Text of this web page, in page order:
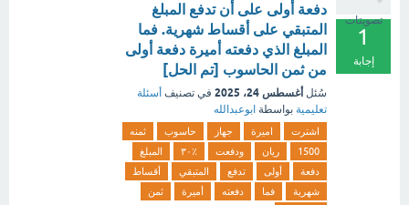
تصويتات
1
إجابة
دفعة أولى على أن تدفع المبلغ
المتبقي على أقساط شهرية. فما
المبلغ الذي دفعته أميرة دفعة أولى
من ثمن الحاسوب [تم الحل]
سُئل أغسطس 24، 2025 في تصنيف أسئلة
تعليمية بواسطة ابوعبدالله
اشترت اميرة جهاز حاسوب
ثمنه
1500
ریان ودفعت ۳۰٪
المبلغ
دفعة
أولى تدفع المتبقي
أقساط
شهرية
فما دفعته أميرة
ثمن